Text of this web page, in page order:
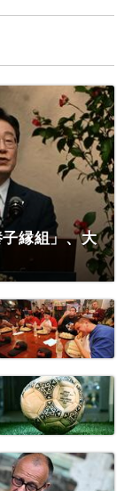
縁組」、大